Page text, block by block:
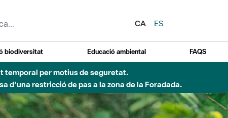
CA
ES
biodiversitat Educació ambiental FAQS
temporal per motius de seguretat.
d'una restricció de pas a la zona de la Foradada.